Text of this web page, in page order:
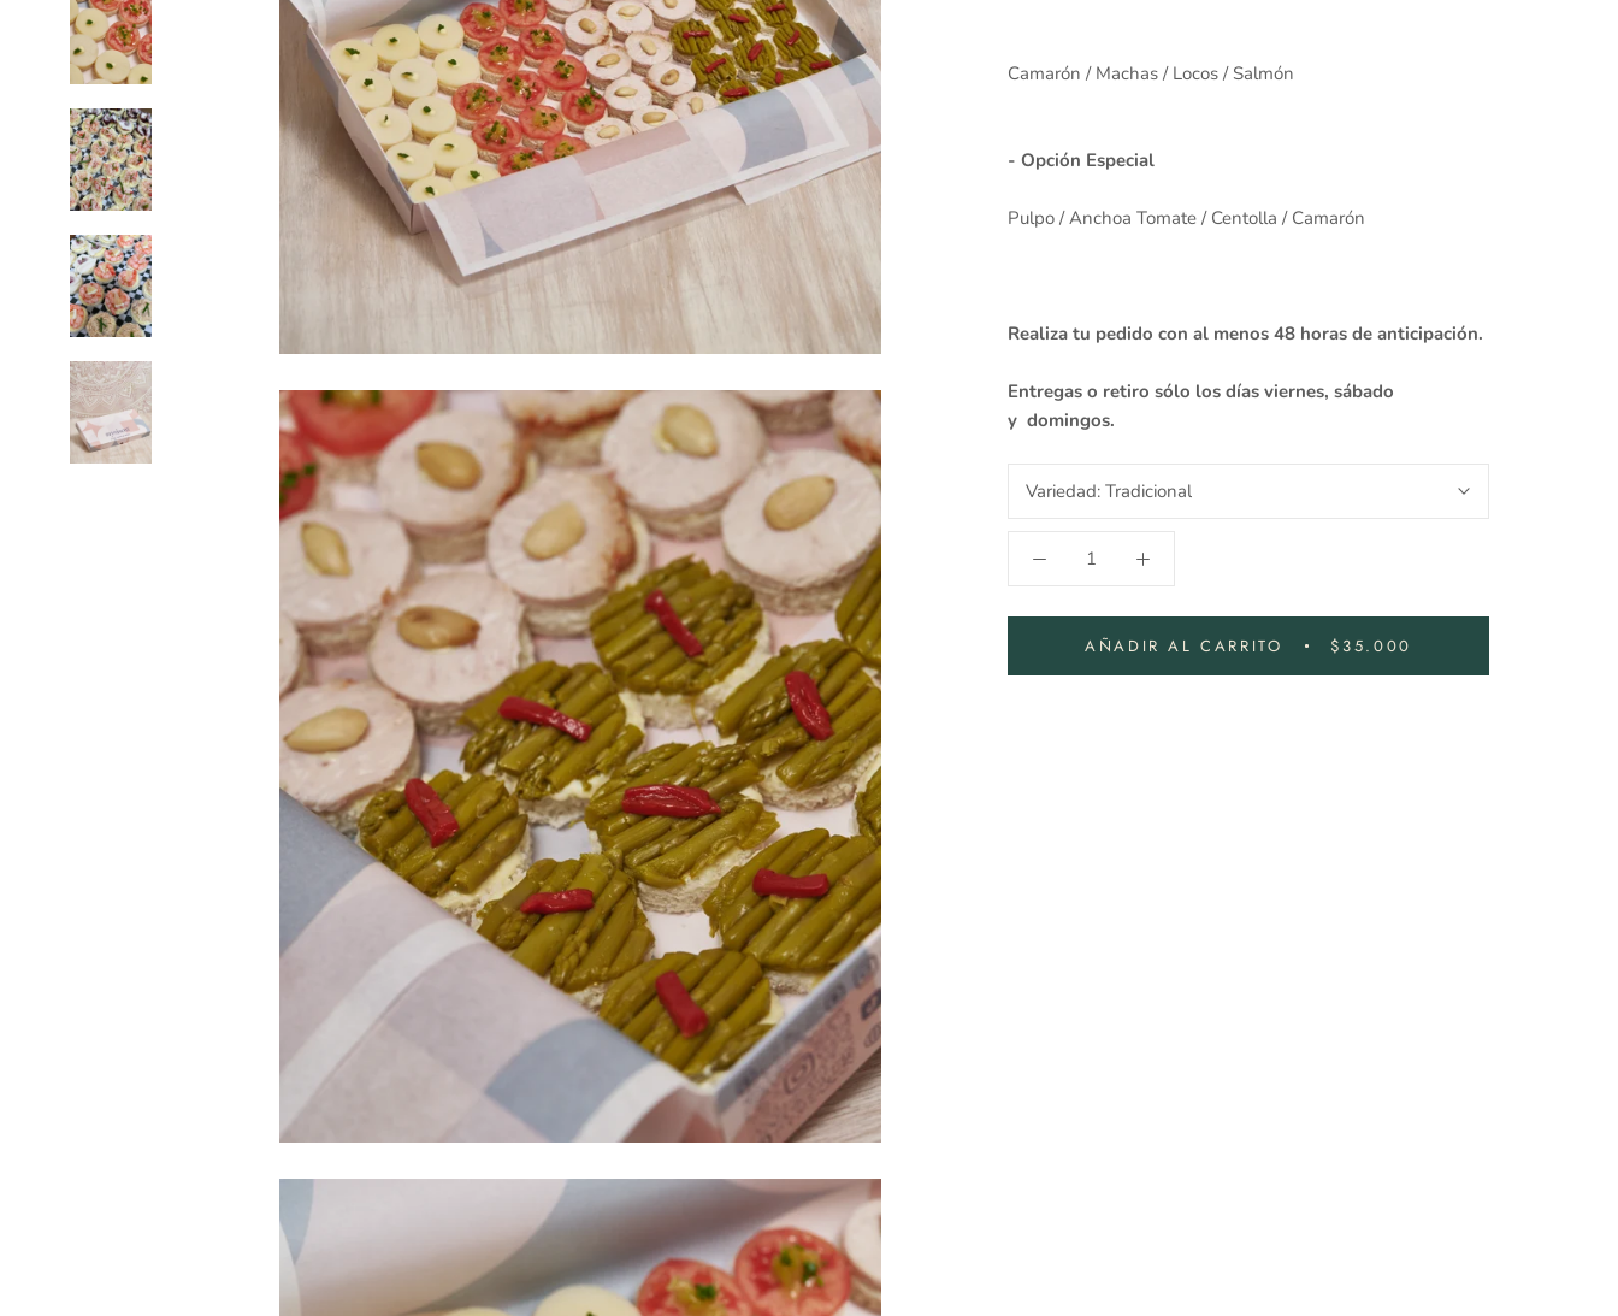
Camarón / Machas / Locos / Salmón
- Opción Especial
Pulpo / Anchoa Tomate / Centolla / Camarón
Realiza tu pedido con al menos 48 horas de anticipación.
Entregas o retiro sólo los días viernes, sábado
y domingos.
Variedad: Tradicional
AÑADIR AL CARRITO $35.000